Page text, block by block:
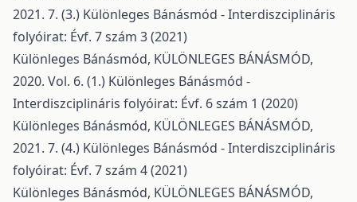
2021. 7. (3.) Különleges Bánásmód - Interdiszciplináris
folyóirat: Évf. 7 szám 3 (2021)
Különleges Bánásmód, KÜLÖNLEGES BÁNÁSMÓD,
2020. Vol. 6. (1.) Különleges Bánásmód -
Interdiszciplináris folyóirat: Évf. 6 szám 1 (2020)
Különleges Bánásmód, KÜLÖNLEGES BÁNÁSMÓD,
2021. 7. (4.) Különleges Bánásmód - Interdiszciplináris
folyóirat: Évf. 7 szám 4 (2021)
Különleges Bánásmód, KÜLÖNLEGES BÁNÁSMÓD,